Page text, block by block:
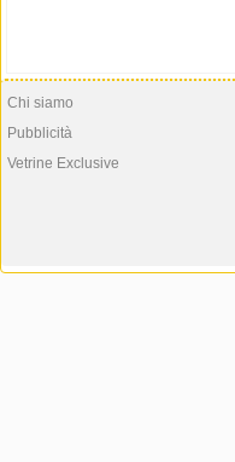
Chi siamo
Pubblicità
Vetrine Exclusive